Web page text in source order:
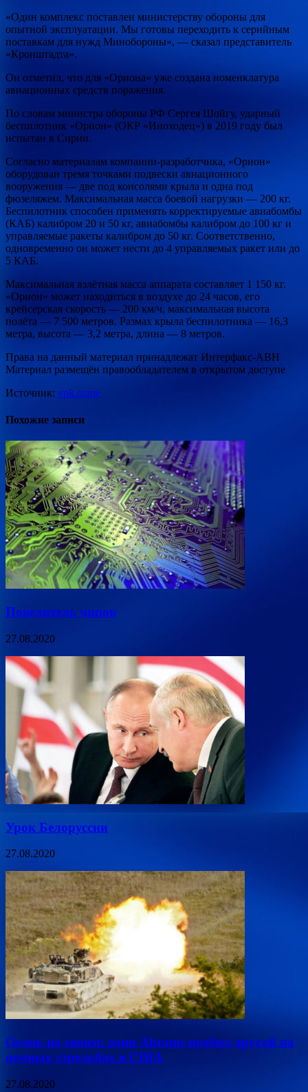
«Один комплекс поставлен министерству обороны для
опытной эксплуатации. Мы готовы переходить к серийным
поставкам для нужд Минобороны», — сказал представитель
«Кронштадта».
Он отметил, что для «Ориона» уже создана номенклатура
авиационных средств поражения.
По словам министра обороны РФ Сергея Шойгу, ударный
беспилотник «Орион» (ОКР «Иноходец») в 2019 году был
испытан в Сирии.
Согласно материалам компании-разработчика, «Орион»
оборудован тремя точками подвески авиационного
вооружения — две под консолями крыла и одна под
фюзеляжем. Максимальная масса боевой нагрузки — 200 кг.
Беспилотник способен применять корректируемые авиабомбы
(КАБ) калибром 20 и 50 кг, авиабомбы калибром до 100 кг и
управляемые ракеты калибром до 50 кг. Соответственно,
одновременно он может нести до 4 управляемых ракет или до
5 КАБ.
Максимальная взлётная масса аппарата составляет 1 150 кг.
«Орион» может находиться в воздухе до 24 часов, его
крейсерская скорость — 200 км/ч, максимальная высота
полёта — 7 500 метров. Размах крыла беспилотника — 16,3
метра, высота — 3,2 метра, длина — 8 метров.
Права на данный материал принадлежат Интерфакс-АВН
Материал размещён правообладателем в открытом доступе
Источник: vpk.name
Похожие записи
Повелитель чипов
27.08.2020
Урок Белоруссии
27.08.2020
Огонь по своим: один Abrams подбил другой на
ночных стрельбах в США
27.08.2020